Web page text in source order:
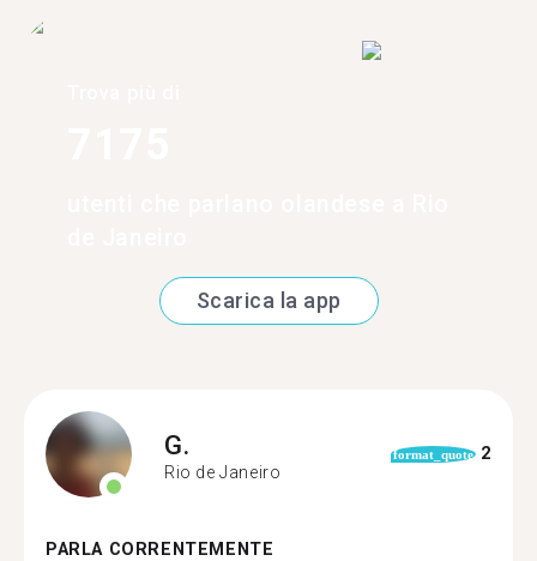
Scarica la app
G.
Rio de Janeiro
format_quote 2
PARLA CORRENTEMENTE